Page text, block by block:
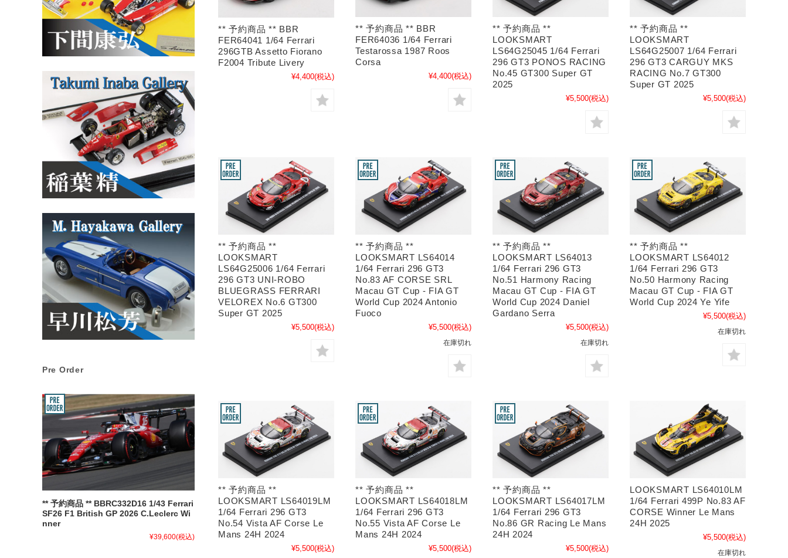
** 予約商品 ** BBR
FER64041 1/64 Ferrari
296GTB Assetto Fiorano
F2004 Tribute Livery
¥4,400(税込)
** 予約商品 ** BBR
FER64036 1/64 Ferrari
Testarossa 1987 Roos
Corsa
¥4,400(税込)
** 予約商品 **
LOOKSMART
LS64G25045 1/64 Ferrari
296 GT3 PONOS RACING
No.45 GT300 Super GT
2025
¥5,500(税込)
** 予約商品 **
LOOKSMART
LS64G25007 1/64 Ferrari
296 GT3 CARGUY MKS
RACING No.7 GT300
Super GT 2025
¥5,500(税込)
** 予約商品 **
LOOKSMART
LS64G25006 1/64 Ferrari
296 GT3 UNI-ROBO
BLUEGRASS FERRARI
VELOREX No.6 GT300
Super GT 2025
¥5,500(税込)
** 予約商品 **
LOOKSMART LS64014
1/64 Ferrari 296 GT3
No.83 AF CORSE SRL
Macau GT Cup - FIA GT
World Cup 2024 Antonio
Fuoco
¥5,500(税込)
在庫切れ
** 予約商品 **
LOOKSMART LS64013
1/64 Ferrari 296 GT3
No.51 Harmony Racing
Macau GT Cup - FIA GT
World Cup 2024 Daniel
Gardano Serra
¥5,500(税込)
在庫切れ
** 予約商品 **
LOOKSMART LS64012
1/64 Ferrari 296 GT3
No.50 Harmony Racing
Macau GT Cup - FIA GT
World Cup 2024 Ye Yife
¥5,500(税込)
在庫切れ
** 予約商品 **
LOOKSMART LS64019LM
1/64 Ferrari 296 GT3
No.54 Vista AF Corse Le
Mans 24H 2024
¥5,500(税込)
** 予約商品 **
LOOKSMART LS64018LM
1/64 Ferrari 296 GT3
No.55 Vista AF Corse Le
Mans 24H 2024
¥5,500(税込)
** 予約商品 **
LOOKSMART LS64017LM
1/64 Ferrari 296 GT3
No.86 GR Racing Le Mans
24H 2024
¥5,500(税込)
LOOKSMART LS64010LM
1/64 Ferrari 499P No.83 AF
CORSE Winner Le Mans
24H 2025
¥5,500(税込)
在庫切れ
Pre Order
** 予約商品 ** BBRC332D16 1/43 Ferrari
SF26 F1 British GP 2026 C.Leclerc Wi
nner
¥39,600(税込)